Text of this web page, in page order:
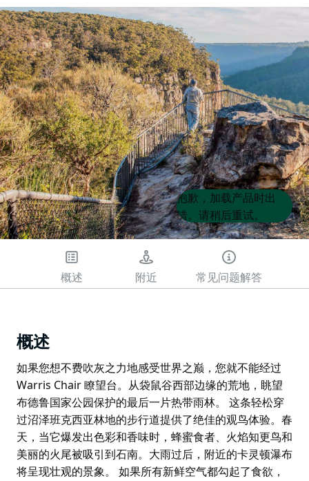
Product
List
Product
List
抱歉，加载产品时出
错。请稍后重试。
概述 附近 常见问题解答
概述
如果您想不费吹灰之力地感受世界之巅，您就不能经过
Warris Chair 瞭望台。从袋鼠谷西部边缘的荒地，眺望
布德鲁国家公园保护的最后一片热带雨林。 这条轻松穿
过沼泽班克西亚林地的步行道提供了绝佳的观鸟体验。春
天，当它爆发出色彩和香味时，蜂蜜食者、火焰知更鸟和
美丽的火尾被吸引到石南。大雨过后，附近的卡灵顿瀑布
将呈现壮观的景象。 如果所有新鲜空气都勾起了食欲，